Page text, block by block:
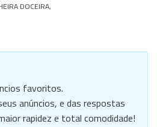
DOCEIRA,
favoritos.
anúncios, e das respostas
rapidez e total comodidade!